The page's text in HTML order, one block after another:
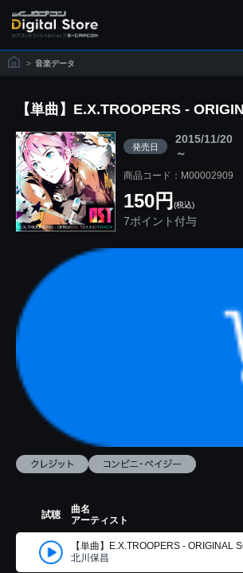
> 音楽データ
【単曲】E.X.TROOPERS -
発売日
2015/11/20
～
商品コード：M00002909
150円 (税込)
7ポイント付与
試聴
曲名
アーティスト
【単曲】E.X.TROOPERS - ORIGINAL
北川保昌